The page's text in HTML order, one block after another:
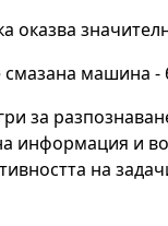
оказва
машина -
за
информация и
на